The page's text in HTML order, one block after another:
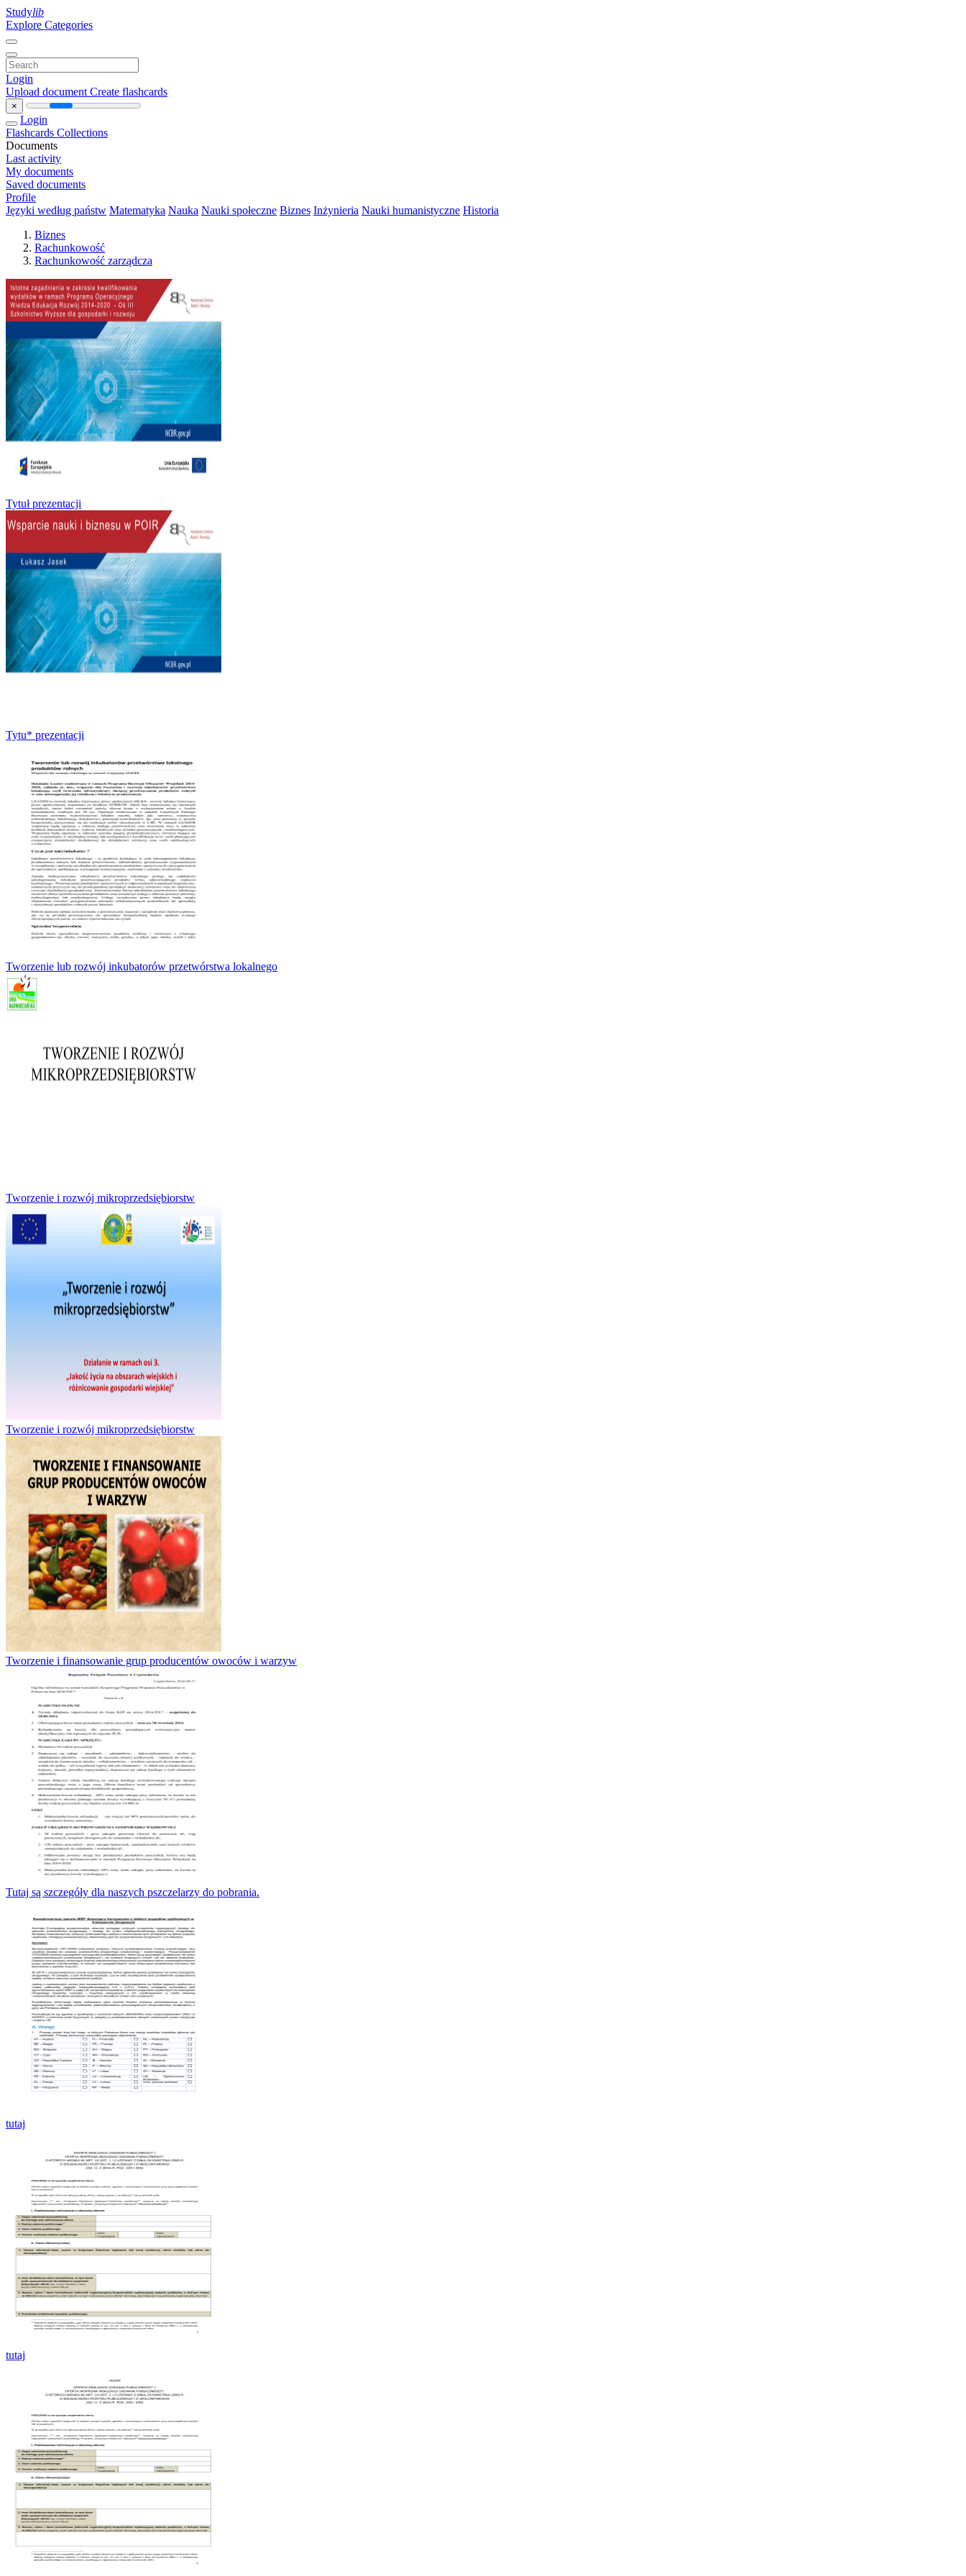
Studylib
Explore Categories
Login
Upload document Create flashcards
×
Login
Flashcards Collections
Documents
Last activity
My documents
Saved documents
Profile
Języki według państw Matematyka Nauka Nauki społeczne Biznes Inżynieria Nauki humanistyczne Historia
Biznes
Rachunkowość
Rachunkowość zarządcza
Tytuł prezentacji
Tytu* prezentacji
Tworzenie lub rozwój inkubatorów przetwórstwa lokalnego
Tworzenie i rozwój mikroprzedsiębiorstw
Tworzenie i rozwój mikroprzedsiębiorstw
Tworzenie i finansowanie grup producentów owoców i warzyw
Tutaj są szczegóły dla naszych pszczelarzy do pobrania.
tutaj
tutaj